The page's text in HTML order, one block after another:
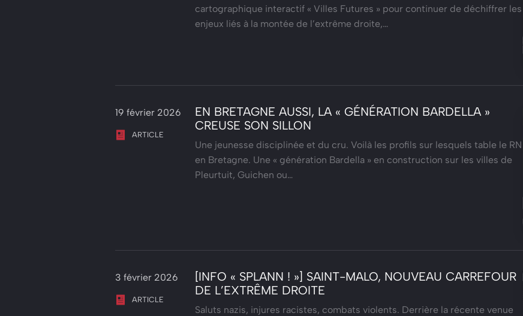
cartographique interactif « Villes Futures » pour continuer de déchiffrer les
enjeux liés à la montée de l’extrême droite,…
19 février 2026
ARTICLE
EN BRETAGNE AUSSI, LA « GÉNÉRATION BARDELLA »
CREUSE SON SILLON
Une jeunesse disciplinée et du cru. Voilà les profils sur lesquels table le RN
en Bretagne. Une « génération Bardella » en construction sur les villes de
Pleurtuit, Guichen ou…
3 février 2026
ARTICLE
[INFO « SPLANN ! »] SAINT-MALO, NOUVEAU CARREFOUR
DE L’EXTRÊME DROITE
Saluts nazis, injures racistes, combats violents. Derrière la récente venue